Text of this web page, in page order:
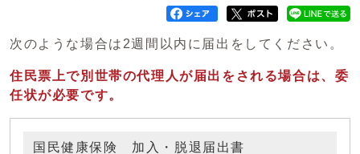
次のような場合は2週間以内に届出をしてください。
住民票上で別世帯の代理人が届出をされる場合は、委
任状が必要です。
国民健康保険 加入・脱退届出書